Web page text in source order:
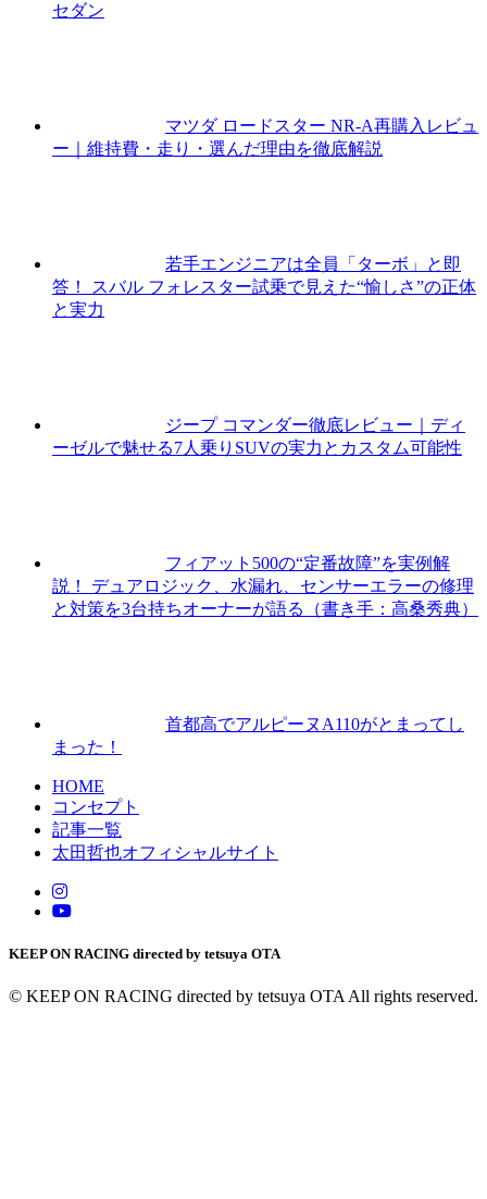
セダン
マツダ ロードスター NR-A再購入レビュ
ー｜維持費・走り・選んだ理由を徹底解説
若手エンジニアは全員「ターボ」と即
答！ スバル フォレスター試乗で見えた“愉しさ”の正体
と実力
ジープ コマンダー徹底レビュー｜ディ
ーゼルで魅せる7人乗りSUVの実力とカスタム可能性
フィアット500の“定番故障”を実例解
説！ デュアロジック、水漏れ、センサーエラーの修理
と対策を3台持ちオーナーが語る（書き手：高桑秀典）
首都高でアルピーヌA110がとまってし
まった！
HOME
コンセプト
記事一覧
太田哲也オフィシャルサイト
KEEP ON RACING directed by tetsuya OTA
© KEEP ON RACING directed by tetsuya OTA All rights reserved.